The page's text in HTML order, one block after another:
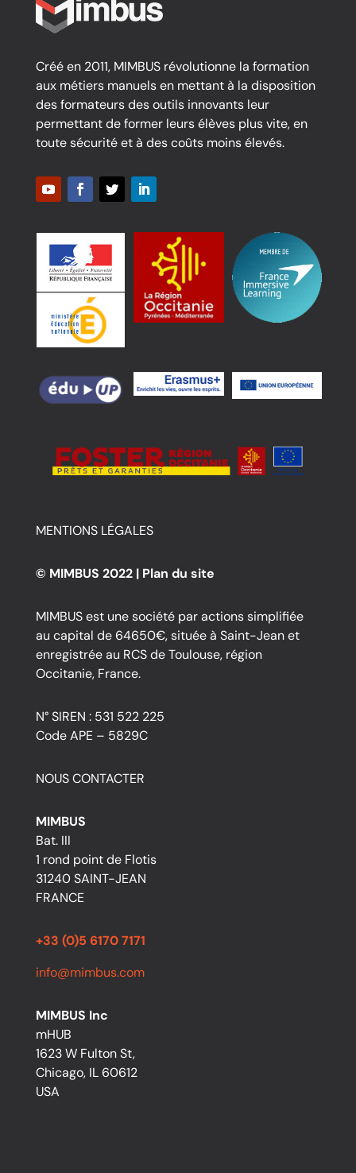
Créé en 2011, MIMBUS révolutionne la formation
aux métiers manuels en mettant à la disposition
des formateurs des outils innovants leur
permettant de former leurs élèves plus vite, en
toute sécurité et à des coûts moins élevés.
MENTIONS LÉGALES
© MIMBUS 2022 | Plan du site
MIMBUS est une société par actions simplifiée
au capital de 64650€, située à Saint-Jean et
enregistrée au RCS de Toulouse, région
Occitanie, France.
N° SIREN : 531 522 225
Code APE – 5829C
NOUS CONTACTER
MIMBUS
Bat. III
1 rond point de Flotis
31240 SAINT-JEAN
FRANCE
+33 (0)5 6170 7171
info@mimbus.com
MIMBUS Inc
mHUB
1623 W Fulton St,
Chicago, IL 60612
USA